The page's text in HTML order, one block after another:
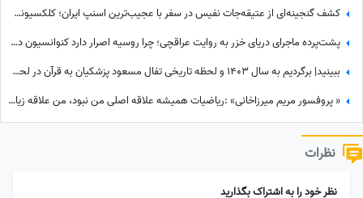
کشف گنجینه‌ای از عتیقه‌جات نفیس در سفر با عجیب‌ترین اسنپ ایران؛ کلکسیونی که همه را شگفت‌زده کرد
پشت‌پرده ماجرای دریای خزر به روایت عراقچی؛ چرا روسیه اصرار دارد کنوانسیون دریای خزر زودتر اجرا شود؟
ببینید| برگردیم به سال 1403 و لحظه تاریخی تفال مسعود پزشکیان به قرآن در لحظه ورود به ریاست جمهوری؛ نمایش آیات در حضور مخبر و پدر داماد رهبر شهید انقلاب
« پروفسور مریم میرزاخانی» :ریاضیات همیشه علاقه اصلی من نبود، من علاقه زیادی به خواندن رمان داشتم، فکر میکردم یه روزی
نظرات
نظر خود را به اشتراک بگذارید